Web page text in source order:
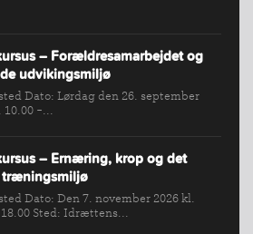
– Forældresamarbejdet og
udvikingsmiljø
Dato: Lørdag den 26. september
10.00 -...
– Ernæring, krop og det
træningsmiljø
Dato: Den 7. november 2026 kl.
18.00 Sted: Idrættens...